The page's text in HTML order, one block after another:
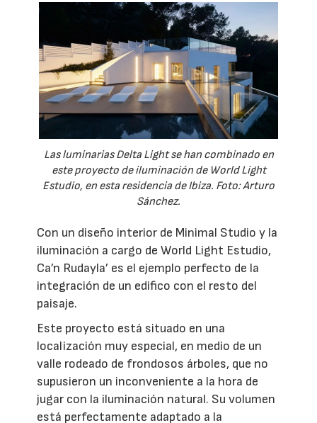
Las luminarias Delta Light se han combinado en
este proyecto de iluminación de World Light
Estudio, en esta residencia de Ibiza. Foto: Arturo
Sánchez.
Con un diseño interior de Minimal Studio y la
iluminación a cargo de World Light Estudio,
Ca’n Rudayla’ es el ejemplo perfecto de la
integración de un edifico con el resto del
paisaje.
Este proyecto está situado en una
localización muy especial, en medio de un
valle rodeado de frondosos árboles, que no
supusieron un inconveniente a la hora de
jugar con la iluminación natural. Su volumen
está perfectamente adaptado a la